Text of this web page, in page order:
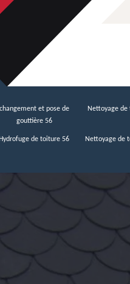
changement et pose de
gouttière 56
Nettoyage de
Hydrofuge de toiture 56 Nettoyage de